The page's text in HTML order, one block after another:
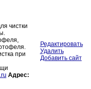
чистки
при
Адрес:
Редактировать
Удалить
Добавить сайт